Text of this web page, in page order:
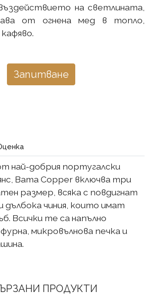
на светлината,
от огнена мед в топло,
Запитване
най-добрия португалски
Bama Copper включва три
размер, всяка с повдигнат
дълбока чиния, които имат
Всички те са напълно
микровълнова печка и
ПРОДУКТИ